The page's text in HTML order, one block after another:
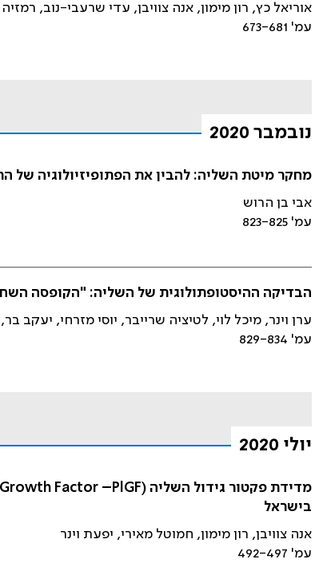
אוריאל כץ, רון מימון, אנה צוויבן, עדי שרעבי-נוב,
עמ' 673-681
נובמבר 2020
מחקר מיטת השליה: להבין את הפתופיזיולוגיה של
אבי בן הרוש
עמ' 823-825
הבדיקה ההיסטופתולוגית של השליה: "הקופסה
ערן וינר, מיכל לוי, לטיציה שרייבר, יוסי מזרחי, יעקב
עמ' 829-834
יולי 2020
בישראל
אנה צוויבן, רון מימון, חמוטל מאירי, יפעת וינר
עמ' 492-497